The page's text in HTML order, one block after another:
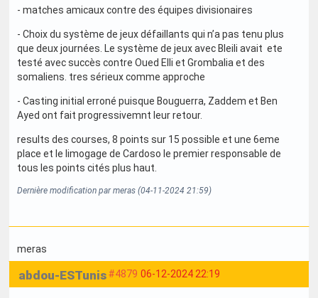
- matches amicaux contre des équipes divisionaires
- Choix du système de jeux défaillants qui n’a pas tenu plus
que deux journées. Le système de jeux avec Bleili avait ete
testé avec succès contre Oued Elli et Grombalia et des
somaliens. tres sérieux comme approche
- Casting initial erroné puisque Bouguerra, Zaddem et Ben
Ayed ont fait progressivemnt leur retour.
results des courses, 8 points sur 15 possible et une 6eme
place et le limogage de Cardoso le premier responsable de
tous les points cités plus haut.
Dernière modification par meras (04-11-2024 21:59)
meras
#4879 06-12-2024 22:19
abdou-ESTunis